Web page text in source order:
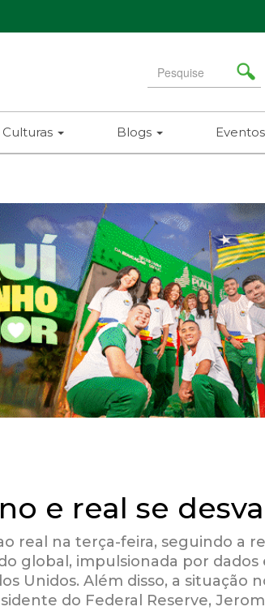
Search
for
Culturas Blogs Eventos
e real se
real na terça-feira, seguindo a
global, impulsionada por dados
Unidos. Além disso, a situação
do Federal Reserve,